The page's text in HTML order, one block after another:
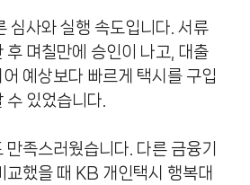
심사와 실행 속도입니다. 서류
후 며칠만에 승인이 나고, 대출
예상보다 빠르게 택시를 구입
있었습니다.
만족스러웠습니다. 다른 금융기
교했을 때 KB 개인택시 행복대